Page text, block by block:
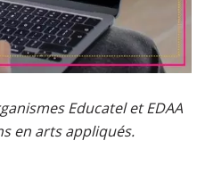
Educatel et EDAA
en arts appliqués.